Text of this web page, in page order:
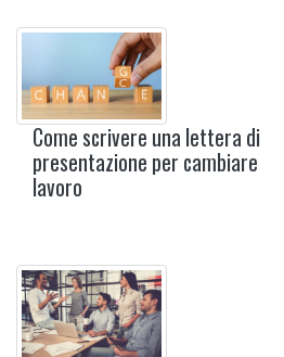
Come scrivere una lettera di
presentazione per cambiare
lavoro